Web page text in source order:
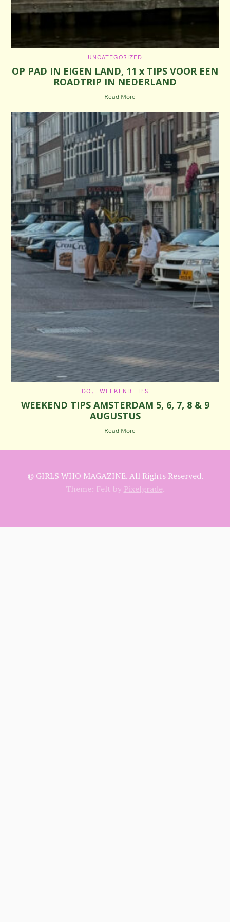
C
T
E
G
O
R
I
S
UNCATEGORIZED
OP PAD IN EIGEN LAND, 11 x TIPS VOOR EEN
ROADTRIP IN NEDERLAND
Read More
C
T
E
G
O
R
I
DO WEEKEND TIPS
WEEKEND TIPS AMSTERDAM 5, 6, 7, 8 & 9
AUGUSTUS
Read More
© GIRLS WHO MAGAZINE. All Rights Reserved.
Theme: Felt by Pixelgrade.